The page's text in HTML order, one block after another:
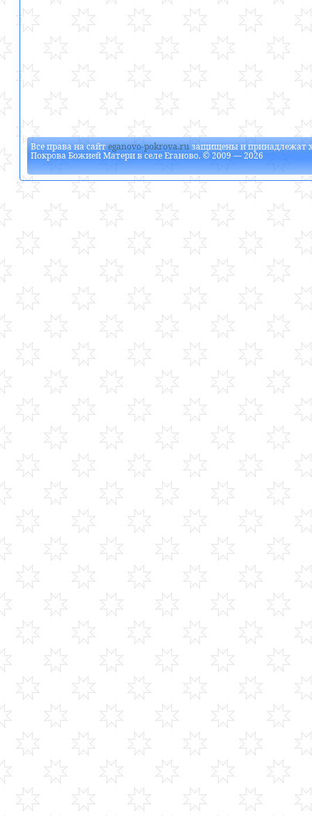
Все права на сайтeganovo-pokrova.ruзащищены и принадлежат
Покрова Божией Матери в селе Еганово. © 2009 — 2026